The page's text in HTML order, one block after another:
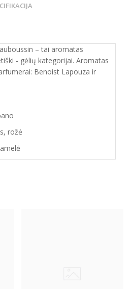
– tai aromatas
- gėlių kategorijai. Aromatas
Benoist Lapouza ir
rožė